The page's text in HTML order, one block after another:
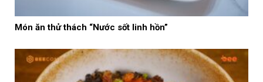
Món ăn thử thách “Nước sốt linh hồn”